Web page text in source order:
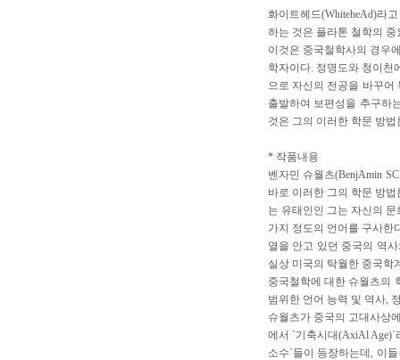
화이트헤드(WhiteheAd)라
하는 것은 플라톤 철학의
이것은 중국철학사의 경우
학자이다. 정명도와 청이
으로 자신의 전공을 바꾸
출발하여 보편성을 추구하
것은 그의 이러한 학문 방
* 작품내용
벤자민 슈월츠(BenjAmin
바로 이러한 그의 학문 방
는 유태인인 그는 자신의
가지 정도의 언어를 구사한
열을 안고 있던 중국의 역
실상 미국의 탁월한 중국학
중국철학에 대한 슈월츠의
범위한 언어 능력 및 역사,
슈월츠가 중국의 고대사상
에서 `기축시대(AxiAl Age)`
소수`들이 등장하는데, 이